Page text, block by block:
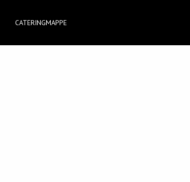
CATERINGMAPPE